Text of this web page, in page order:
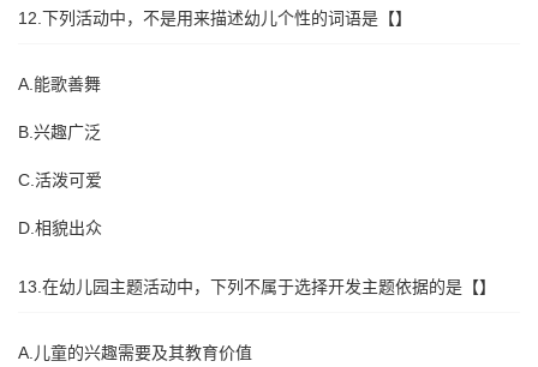
12.下列活动中，不是用来描述幼儿个性的词语是【】
A.能歌善舞
B.兴趣广泛
C.活泼可爱
D.相貌出众
13.在幼儿园主题活动中，下列不属于选择开发主题依据的是【】
A.儿童的兴趣需要及其教育价值